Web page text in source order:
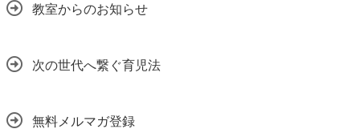
教室からのお知らせ
次の世代へ繋ぐ育児法
無料メルマガ登録